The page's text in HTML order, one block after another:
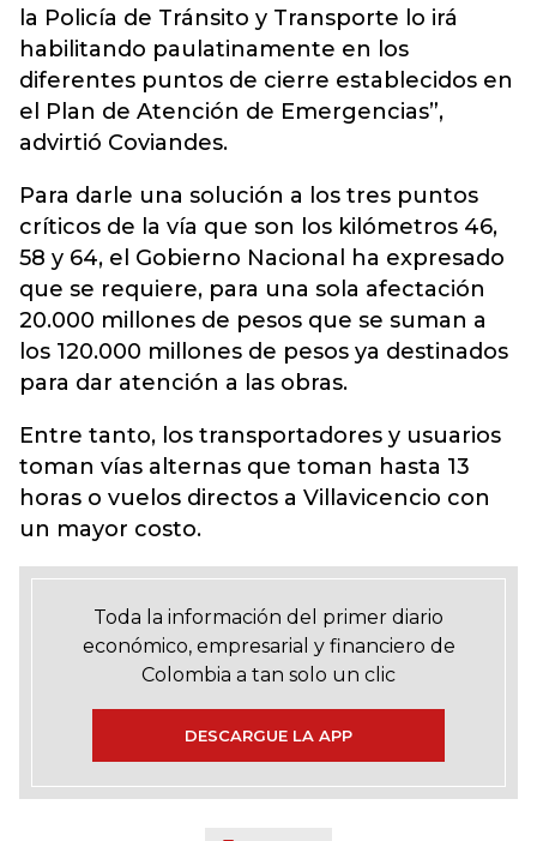
la Policía de Tránsito y Transporte lo irá
habilitando paulatinamente en los
diferentes puntos de cierre establecidos en
el Plan de Atención de Emergencias”,
advirtió Coviandes.
Para darle una solución a los tres puntos
críticos de la vía que son los kilómetros 46,
58 y 64, el Gobierno Nacional ha expresado
que se requiere, para una sola afectación
20.000 millones de pesos que se suman a
los 120.000 millones de pesos ya destinados
para dar atención a las obras.
Entre tanto, los transportadores y usuarios
toman vías alternas que toman hasta 13
horas o vuelos directos a Villavicencio con
un mayor costo.
Toda la información del primer diario
económico, empresarial y financiero de
Colombia a tan solo un clic
DESCARGUE LA APP